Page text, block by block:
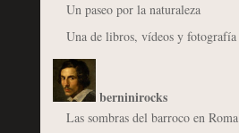
Un paseo por la naturaleza
Una de libros, vídeos y fotografía
berninirocks
Las sombras del barroco en Roma